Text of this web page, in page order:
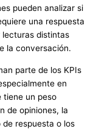
pueden analizar si
una respuesta
distintas
la conversación.
parte de los KPIs
en
tiene un peso
de opiniones, la
respuesta o los